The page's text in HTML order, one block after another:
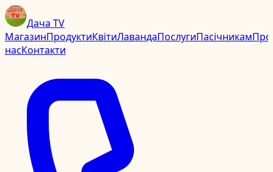
Дача TV
МагазинПродуктиКвітиЛавандаПослугиПасічникамПро
насКонтакти